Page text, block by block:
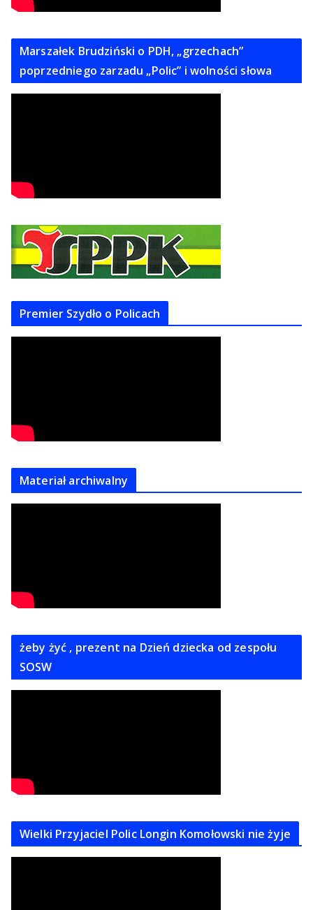
Marszałek Brudziński o PDH, „grzechach”
poprzedniego zarzadu „Polic” i wolności słowa
Premier Szydło o Policach
Materiał archiwalny
żeby żyć , prezent na Dzień dziecka od zespołu
SOSW
Wielki Przyjaciel Polic Longin Komołowski nie żyje